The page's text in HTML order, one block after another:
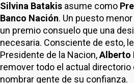
Silvina Batakis asume como
Banco Nación. Un puesto
un premio consuelo que una
necesaria. Consciente de esto, le
Presidente de la Nacion,Alberto
remover todo el actual directorio
nombrar gente de su confianza.